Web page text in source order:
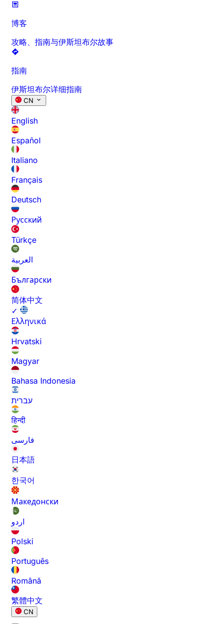
博客
攻略、指南与伊斯坦布尔故事
指南
伊斯坦布尔详细指南
CN
English
Español
Italiano
Français
Deutsch
Русский
Türkçe
العربية
Български
简体中文
✓
Ελληνικά
Hrvatski
Magyar
Bahasa Indonesia
עברית
हिन्दी
فارسی
日本語
한국어
Македонски
اردو
Polski
Português
Română
繁體中文
CN